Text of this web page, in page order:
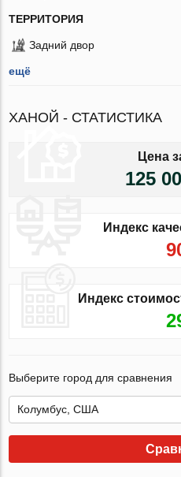
ТЕРРИТОРИЯ
Задний двор
ещё
ХАНОЙ - СТАТИСТИКА
Цена
125
Индекс
Индекс
Выберите город для сравнения